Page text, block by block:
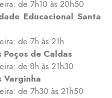
de 7h10 às 20h50
Educacional Santa
de 7h às 21h
de Caldas
de 8h às 21h30
Varginha
de 7h30 às 21h50